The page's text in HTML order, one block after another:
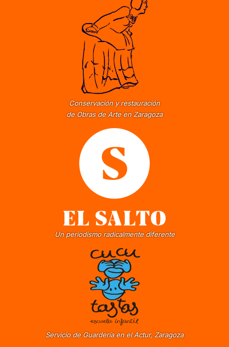
Conservación y restauración
de Obras de Arte en Zaragoza
Un periodismo radicalmente diferente
Servicio de Guardería en el Actur, Zaragoza